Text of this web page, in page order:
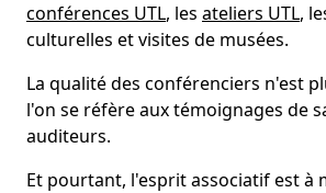
conférences UTL, les ateliers UTL,
culturelles et visites de musées.
La qualité des conférenciers n'est
l'on se réfère aux témoignages de
auditeurs.
Et pourtant, l'esprit associatif est à